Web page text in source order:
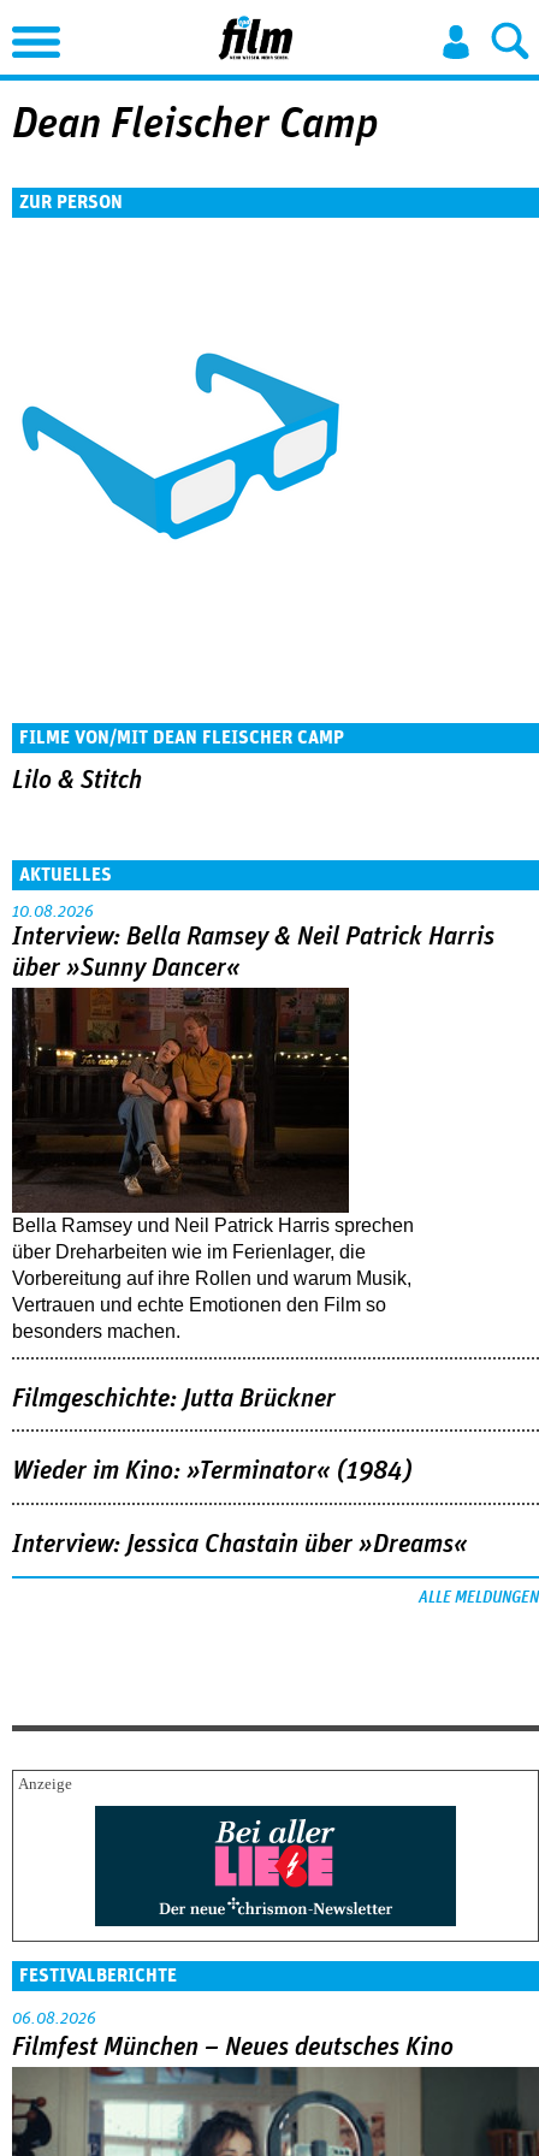
Jump to Navigation
Dean Fleischer Camp
ZUR PERSON
FILME VON/MIT DEAN FLEISCHER CAMP
Lilo & Stitch
AKTUELLES
10.08.2026
Interview: Bella Ramsey & Neil Patrick Harris
über »Sunny Dancer«
Bella Ramsey und Neil Patrick Harris sprechen
über Dreharbeiten wie im Ferienlager, die
Vorbereitung auf ihre Rollen und warum Musik,
Vertrauen und echte Emotionen den Film so
besonders machen.
Filmgeschichte: Jutta Brückner
Wieder im Kino: »Terminator« (1984)
Interview: Jessica Chastain über »Dreams«
ALLE MELDUNGEN
FESTIVALBERICHTE
06.08.2026
Filmfest München – Neues deutsches Kino